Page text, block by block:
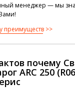
менеджер — мы
преимуществ
почему
ARC 250